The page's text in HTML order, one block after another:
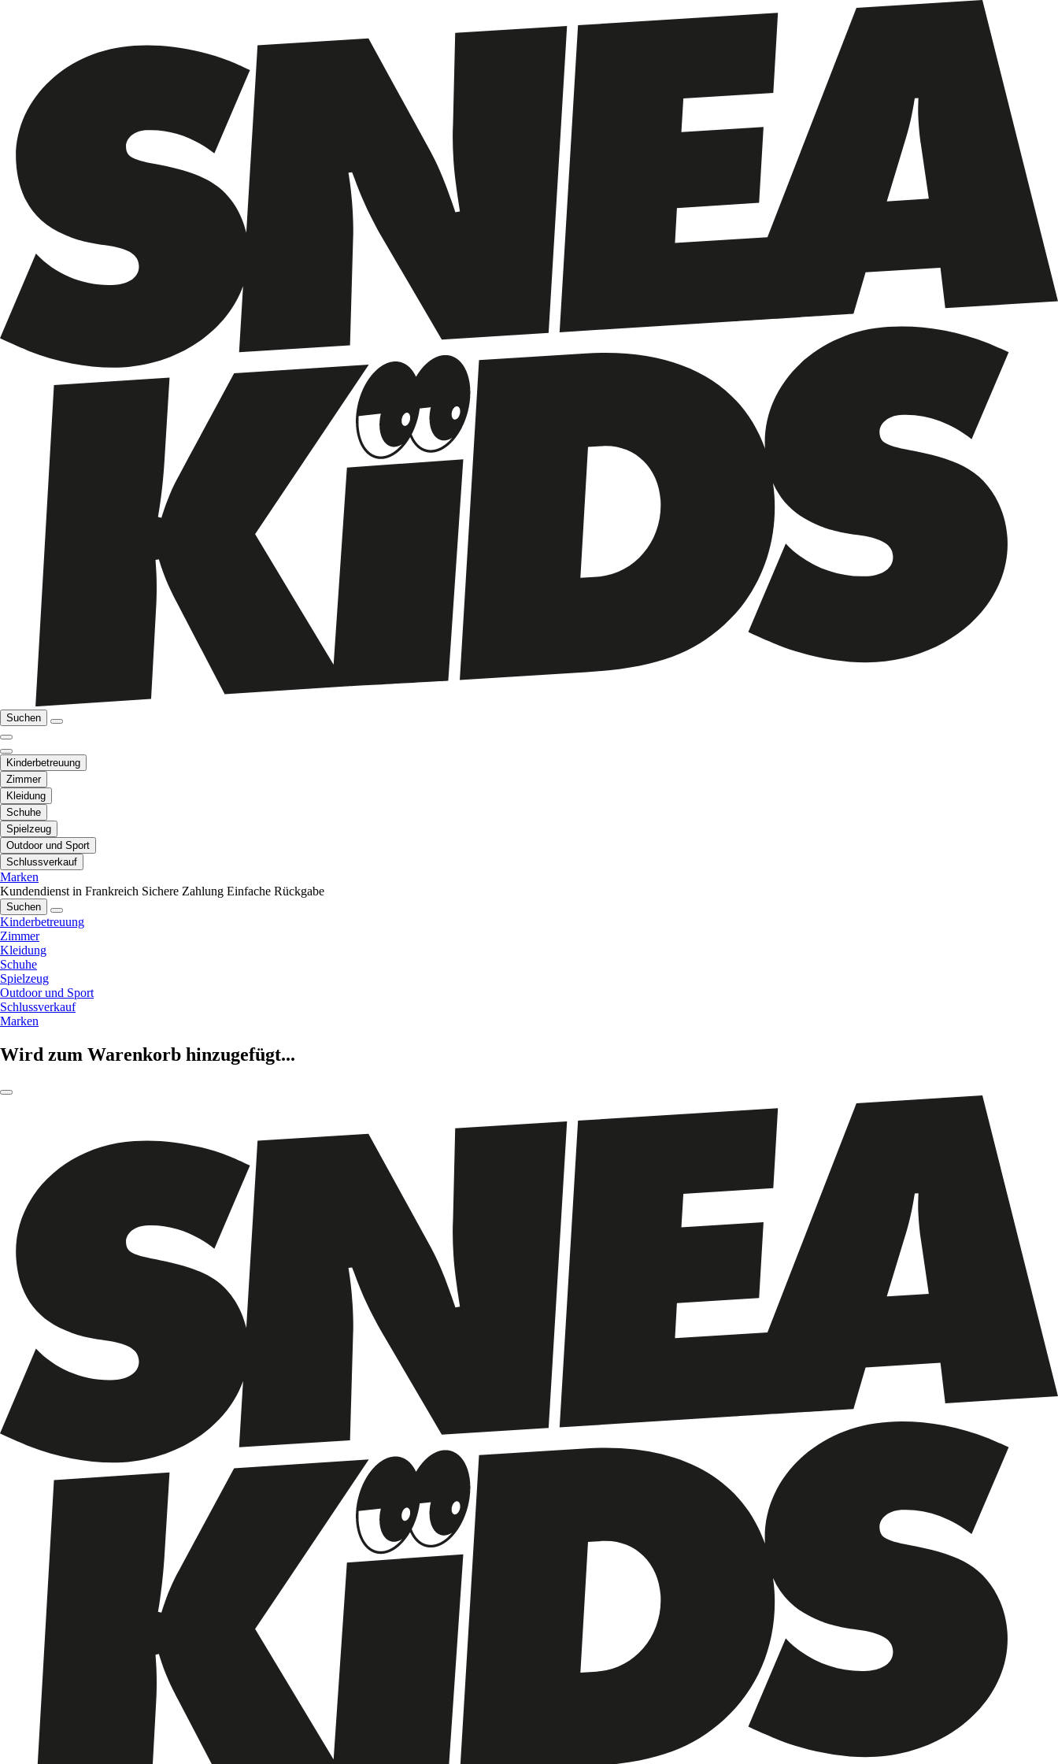
Suchen
Kinderbetreuung
Zimmer
Kleidung
Schuhe
Spielzeug
Outdoor und Sport
Schlussverkauf
Marken
Kundendienst in Frankreich Sichere Zahlung Einfache Rückgabe
Suchen
Kinderbetreuung
Zimmer
Kleidung
Schuhe
Spielzeug
Outdoor und Sport
Schlussverkauf
Marken
Wird zum Warenkorb hinzugefügt...